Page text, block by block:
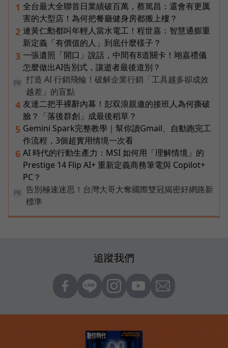
1 全台最大全聯首日業績破百萬，蔡篤昌：還會有更厲
害的大型店！為何把餐廳健身房都搬上樓？
2 連黃仁勳都叫年輕人當水電工！程世嘉：智慧通膨重
新定義「有價值的人」到底什麼樣子？
3 一張遺照「開口」說話，中間有8道關卡！翊嘉禮儀
怎麼做出AI告別式，讓逝者最後道別？
PR
打造 AI 行銷飛輪！破解企業行銷「工具越多卻成效
越差」的盲點
4 友達二把手裸辭內幕！彭双浪親邀的接班人為何撕破
臉？「落後群創」成最後稻草？
5 Gemini Spark完整教學｜幫你讀Gmail、自動跑完工
作流程，3個超實用情境一次看
6 AI 時代的行動生產力：MSI 如何用「理解情境」的
Prestige 14 Flip AI+ 重新定義商務筆電與 Copilot+
PC？
PR
告別極速迷思！台灣大哥大奪國際雙冠揭密好網路新
標準
追蹤我們